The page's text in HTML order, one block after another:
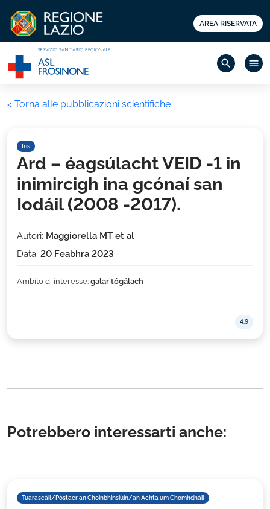
AREA RISERVATA
search menu
< Torna alle pubblicazioni scientifiche
Iris
4.9
Ard – éagsúlacht VEID -1 in
inimircigh ina gcónaí san
Iodáil (2008 -2017).
Autori: Maggiorella MT et al
Data: 20 Feabhra 2023
Ambito di interesse: galar tógálach
Potrebbero interessarti anche:
Tuarascáil/Póstaer an Choinbhinsiúin/an Achta um Chomhdháil